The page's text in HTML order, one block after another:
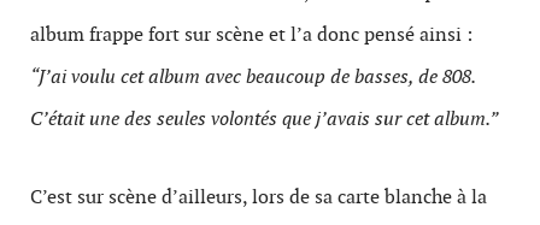
album frappe fort sur scène et l’a donc pensé ainsi :
“J’ai voulu cet album avec beaucoup de basses, de 808.
C’était une des seules volontés que j’avais sur cet album.”
C’est sur scène d’ailleurs, lors de sa carte blanche à la